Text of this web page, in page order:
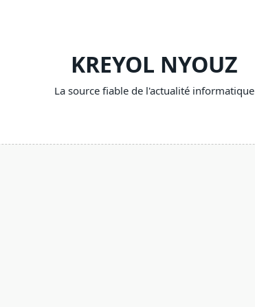
KREYOL NYOUZ
La source fiable de l'actualité informatique